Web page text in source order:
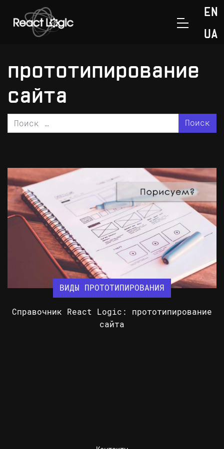
Перейти к содержанию
EN
UA
Главная>
прототипирование
сайта
Поиск
ВИДЫ ПРОТОТИПИРОВАНИЯ
Справочник React Logic: прототипирование
сайта